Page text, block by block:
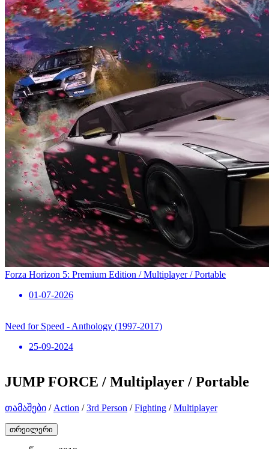
Forza Horizon 5: Premium Edition / Multiplayer / Portable
01-07-2026
Need for Speed ​​- Anthology (1997-2017)
25-09-2024
JUMP FORCE / Multiplayer / Portable
თამაშები / Action /3rd Person /Fighting /Multiplayer
თრეილერი